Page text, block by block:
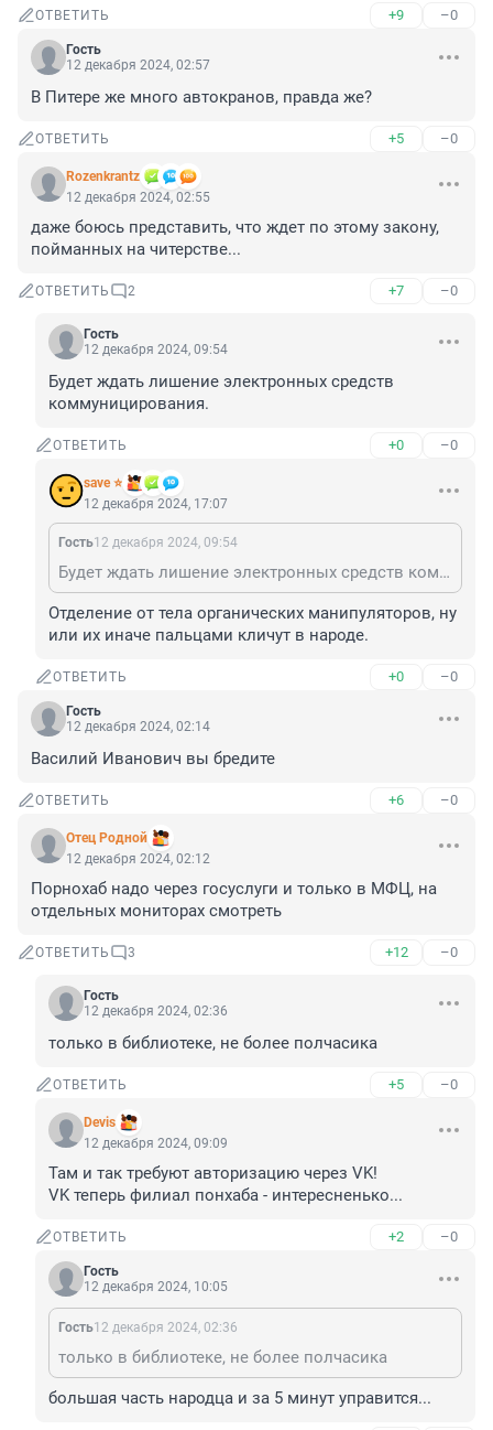
ОТВЕТИТЬ +9 –0
Гость
12 декабря 2024, 02:57
В Питере же много автокранов, правда же?
ОТВЕТИТЬ +5 –0
Rozenkrantz
12 декабря 2024, 02:55
даже боюсь представить, что ждет по этому закону,
пойманных на читерстве...
ОТВЕТИТЬ 2 +7 –0
Гость
12 декабря 2024, 09:54
Будет ждать лишение электронных средств
коммуницирования.
ОТВЕТИТЬ +0 –0
save ⭐
12 декабря 2024, 17:07
Гость12 декабря 2024, 09:54
Будет ждать лишение электронных средств коммуницирования.
Отделение от тела органических манипуляторов, ну
или их иначе пальцами кличут в народе.
ОТВЕТИТЬ +0 –0
Гость
12 декабря 2024, 02:14
Василий Иванович вы бредите
ОТВЕТИТЬ +6 –0
Отец Родной
12 декабря 2024, 02:12
Порнохаб надо через госуслуги и только в МФЦ, на
отдельных мониторах смотреть
ОТВЕТИТЬ 3 +12 –0
Гость
12 декабря 2024, 02:36
только в библиотеке, не более полчасика
ОТВЕТИТЬ +5 –0
Devis
12 декабря 2024, 09:09
Там и так требуют авторизацию через VK!
VK теперь филиал понхаба - интересненько...
ОТВЕТИТЬ +2 –0
Гость
12 декабря 2024, 10:05
Гость12 декабря 2024, 02:36
только в библиотеке, не более полчасика
большая часть народца и за 5 минут управится...